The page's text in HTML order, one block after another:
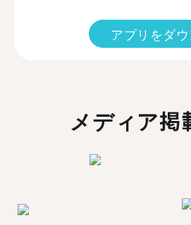
アプリをダ
メディア掲